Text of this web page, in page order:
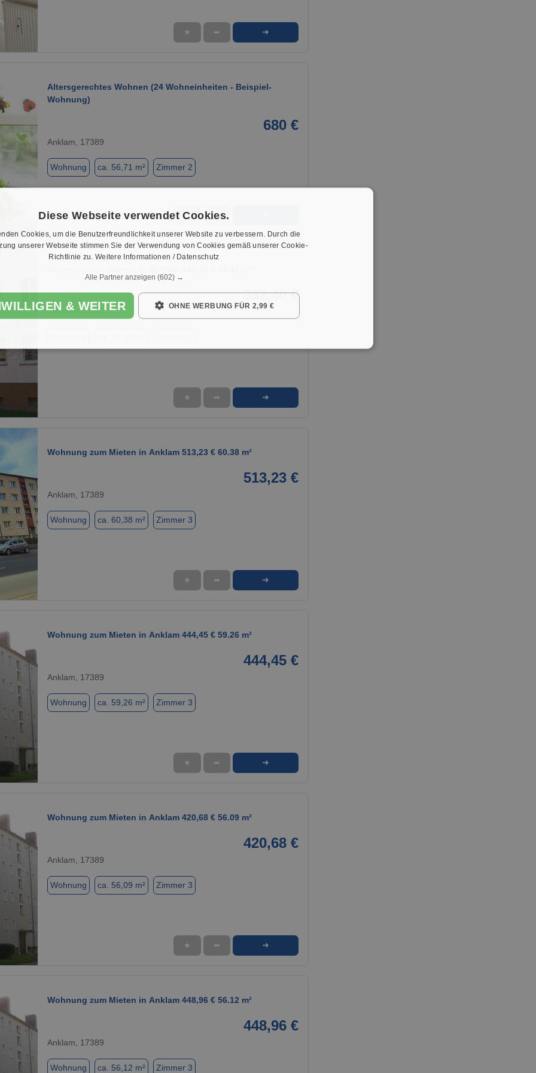
★ ➦ ➜
Altersgerechtes Wohnen (24 Wohneinheiten - Beispiel-
Wohnung)
680 €
Anklam, 17389
Wohnung ca. 56,71 m² Zimmer 2
★ ➦
332,40 €
Anklam, 17389
★ ➦ ➜
Wohnung zum Mieten in Anklam 513,23 € 60.38 m²
513,23 €
Anklam, 17389
Wohnung ca. 60,38 m² Zimmer 3
★ ➦ ➜
1 / 1
Wohnung zum Mieten in Anklam 444,45 € 59.26 m²
444,45 €
Anklam, 17389
Wohnung ca. 59,26 m² Zimmer 3
★ ➦ ➜
1 / 1
Wohnung zum Mieten in Anklam 420,68 € 56.09 m²
420,68 €
Anklam, 17389
Wohnung ca. 56,09 m² Zimmer 3
★ ➦ ➜
Wohnung zum Mieten in Anklam 448,96 € 56.12 m²
448,96 €
Anklam, 17389
Wohnung ca. 56,12 m² Zimmer 3
Diese Webseite verwendet Cookies.
Cookies, um die Benutzerfreundlichkeit unserer Website zu verbessern. Durch die
unserer Webseite stimmen Sie der Verwendung von Cookies gemäß unserer Cookie-
Richtlinie zu. Weitere Informationen / Datenschutz
Alle Partner anzeigen (602) →
& WEITER OHNE WERBUNG FÜR 2,99 €